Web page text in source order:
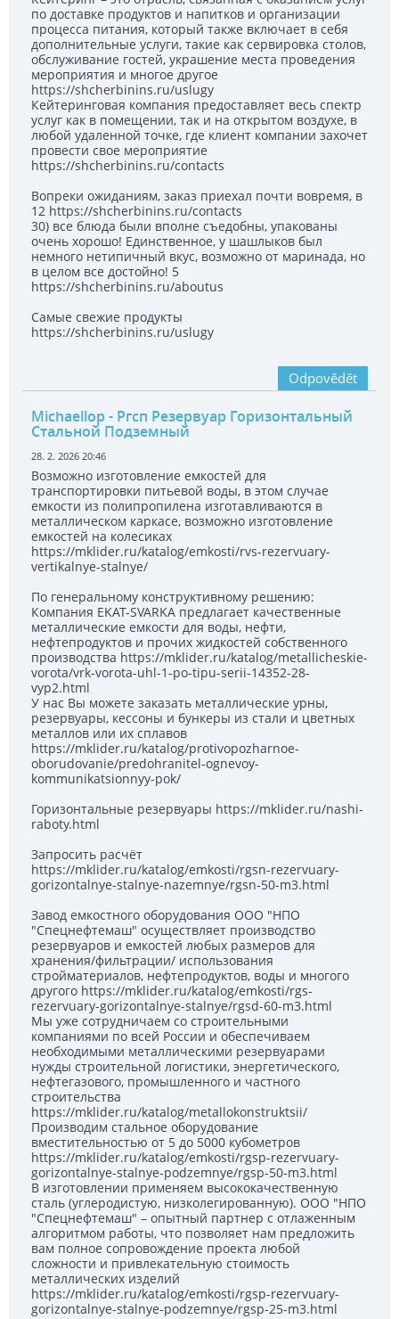
по доставке продуктов и напитков и организации
процесса питания, который также включает в себя
дополнительные услуги, такие как сервировка столов,
обслуживание гостей, украшение места проведения
мероприятия и многое другое
https://shcherbinins.ru/uslugy
Кейтеринговая компания предоставляет весь спектр
услуг как в помещении, так и на открытом воздухе, в
любой удаленной точке, где клиент компании захочет
провести свое мероприятие
https://shcherbinins.ru/contacts
Вопреки ожиданиям, заказ приехал почти вовремя, в
12 https://shcherbinins.ru/contacts
30) все блюда были вполне съедобны, упакованы
очень хорошо! Единственное, у шашлыков был
немного нетипичный вкус, возможно от маринада, но
в целом все достойно! 5
https://shcherbinins.ru/aboutus
Самые свежие продукты
https://shcherbinins.ru/uslugy
Odpovědět
Michaellop - Ргсп Резервуар Горизонтальный
Стальной Подземный
28. 2. 2026 20:46
Возможно изготовление емкостей для
транспортировки питьевой воды, в этом случае
емкости из полипропилена изготавливаются в
металлическом каркасе, возможно изготовление
емкостей на колесиках
https://mklider.ru/katalog/emkosti/rvs-rezervuary-
vertikalnye-stalnye/
По генеральному конструктивному решению:
Компания EKAT-SVARKA предлагает качественные
металлические емкости для воды, нефти,
нефтепродуктов и прочих жидкостей собственного
производства https://mklider.ru/katalog/metallicheskie-
vorota/vrk-vorota-uhl-1-po-tipu-serii-14352-28-
vyp2.html
У нас Вы можете заказать металлические урны,
резервуары, кессоны и бункеры из стали и цветных
металлов или их сплавов
https://mklider.ru/katalog/protivopozharnoe-
oborudovanie/predohranitel-ognevoy-
kommunikatsionnyy-pok/
Горизонтальные резервуары https://mklider.ru/nashi-
raboty.html
Запросить расчёт
https://mklider.ru/katalog/emkosti/rgsn-rezervuary-
gorizontalnye-stalnye-nazemnye/rgsn-50-m3.html
Завод емкостного оборудования ООО "НПО
"Спецнефтемаш" осуществляет производство
резервуаров и емкостей любых размеров для
хранения/фильтрации/ использования
стройматериалов, нефтепродуктов, воды и многого
другого https://mklider.ru/katalog/emkosti/rgs-
rezervuary-gorizontalnye-stalnye/rgsd-60-m3.html
Мы уже сотрудничаем со строительными
компаниями по всей России и обеспечиваем
необходимыми металлическими резервуарами
нужды строительной логистики, энергетического,
нефтегазового, промышленного и частного
строительства
https://mklider.ru/katalog/metallokonstruktsii/
Производим стальное оборудование
вместительностью от 5 до 5000 кубометров
https://mklider.ru/katalog/emkosti/rgsp-rezervuary-
gorizontalnye-stalnye-podzemnye/rgsp-50-m3.html
В изготовлении применяем высококачественную
сталь (углеродистую, низколегированную). ООО "НПО
"Спецнефтемаш" – опытный партнер с отлаженным
алгоритмом работы, что позволяет нам предложить
вам полное сопровождение проекта любой
сложности и привлекательную стоимость
металлических изделий
https://mklider.ru/katalog/emkosti/rgsp-rezervuary-
gorizontalnye-stalnye-podzemnye/rgsp-25-m3.html